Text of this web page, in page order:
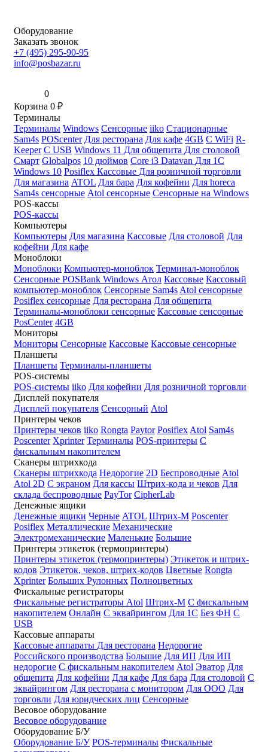
Оборудование
Заказать звонок
+7 (495) 295-90-95
info@posbazar.ru
0
Корзина 0 ₽
Терминалы
Терминалы Windows Сенсорные iiko Стационарные
Sam4s POScenter Для ресторана Для кафе 4GB С WiFi R-
Keeper С USB Windows 11 Для общепита Для столовой
Смарт Globalpos 10 дюймов Core i3 Datavan Для 1С
Windows 10 Posiflex Кассовые Для розничной торговли
Для магазина ATOL Для бара Для кофейни Для horeca
Sam4s сенсорные Atol сенсорные Сенсорные на Windows
POS-кассы
POS-кассы
Компьютеры
Компьютеры Для магазина Кассовые Для столовой Для
кофейни Для кафе
Моноблоки
Моноблоки Компьютер-моноблок Терминал-моноблок
Сенсорные POSBank Windows Атол Кассовые Кассовый
компьютер-моноблок Сенсорные Sam4s Atol сенсорные
Posiflex сенсорные Для ресторана Для общепита
Терминалы-моноблоки сенсорные Кассовые сенсорные
PosCenter 4GB
Мониторы
Мониторы Сенсорные Кассовые Кассовые сенсорные
Планшеты
Планшеты Терминалы-планшеты
POS-системы
POS-системы iiko Для кофейни Для розничной торговли
Дисплей покупателя
Дисплей покупателя Сенсорный Atol
Принтеры чеков
Принтеры чеков iiko Rongta Paytor Posiflex Atol Sam4s
Poscenter Xprinter Терминалы POS-принтеры С
фискальным накопителем
Сканеры штрихкода
Сканеры штрихкода Недорогие 2D Беспроводные Atol
Atol 2D С экраном Для кассы Штрих-кода и чеков Для
склада беспроводные PayTor CipherLab
Денежные ящики
Денежные ящики Черные ATOL Штрих-М Poscenter
Posiflex Металлические Механические
Электромеханические Маленькие Большие
Принтеры этикеток (термопринтеры)
Принтеры этикеток (термопринтеры) Этикеток и штрих-
кодов Этикеток, чеков, штрих-кодов Цветные Rongta
Xprinter Больших Рулонных Полноцветных
Фискальные регистраторы
Фискальные регистраторы Atol Штрих-М С фискальным
накопителем Онлайн С эквайрингом Для 1С Без ФН С
USB
Кассовые аппараты
Кассовые аппараты Для ресторана Недорогие
Российского производства Большие Для ИП Для ИП
недорогие С фискальным накопителем Atol Эватор Для
общепита Для кофейни Для кафе Для бара Для столовой С
эквайрингом Для ресторана с монитором Для ООО Для
торговли Для юридческих лиц Сенсорные
Весовое оборудование
Весовое оборудование
Оборудование Б/У
Оборудование Б/У POS-терминалы Фискальные